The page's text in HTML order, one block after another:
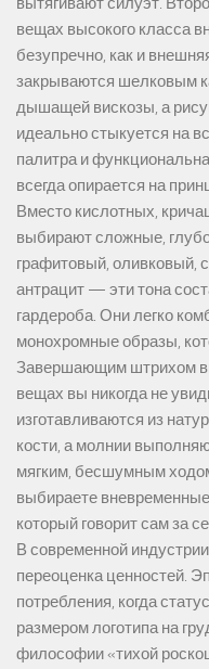
вещах высокого класса
безупречно, как и
закрываются шелковым
дышащей вискозы, а
идеально стыкуется на
палитра и
всегда опирается на
Вместо кислотных,
выбирают сложные,
графитовый, оливковый,
антрацит — эти тона
гардероба. Они легко
монохромные образы,
Завершающим штрихом
вещах вы никогда не
изготавливаются из
кости, а молнии
мягким, бесшумным
выбираете
который говорит сам за
В современной
переоценка ценностей.
потребления, когда
размером логотипа на
философии «тихой